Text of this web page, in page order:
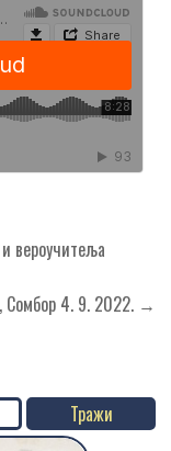
вероучитеља
Сомбор 4. 9. 2022. →